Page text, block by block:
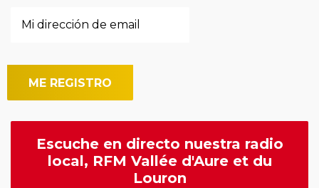
Escuche en directo nuestra radio
local, RFM Vallée d'Aure et du
Louron